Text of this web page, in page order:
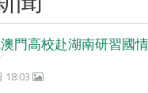
門高校赴湖南研習國
18:03